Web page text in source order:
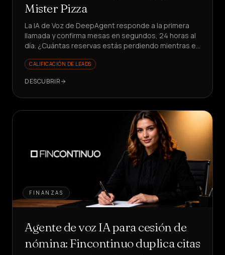
Mister Pizza
La IA de Voz de DeepAgent responde a la primera
llamada y confirma mesas en segundos, 24 horas al
día. ¿Cuántas reservas estás perdiendo mientras el
CALIFICACIÓN DE LEADS
DESCUBRIR
FINANZAS
Agente de voz IA para cesión de
nómina: Fincontinuo duplica citas